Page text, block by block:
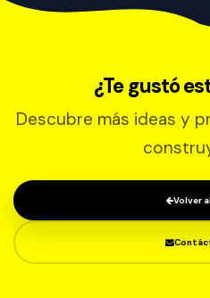
¿Te gustó
Descubre más ideas y
Volver